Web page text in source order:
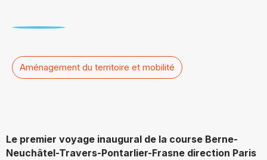
Aménagement du territoire et mobilité
Le premier voyage inaugural de la course Berne-
Neuchâtel-Travers-Pontarlier-Frasne direction Paris